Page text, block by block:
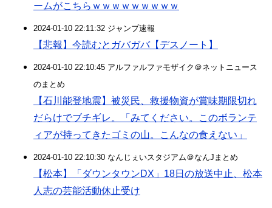
ームがこちらｗｗｗｗｗｗｗｗｗ
2024-01-10 22:11:32 ジャンプ速報
【悲報】今読むとガバガバ【デスノート】
2024-01-10 22:10:45 アルファルファモザイク＠ネットニュース
のまとめ
【石川能登地震】被災民、救援物資が賞味期限切れ
だらけでブチギレ。「みてください。このボランテ
ィアが持ってきたゴミの山。こんなの食えない」
2024-01-10 22:10:30 なんじぇいスタジアム＠なんJまとめ
【松本】「ダウンタウンDX」18日の放送中止、松本
人志の芸能活動休止受け